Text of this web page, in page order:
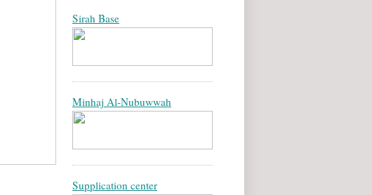
Sirah Base
Minhaj Al-Nubuwwah
Supplication center